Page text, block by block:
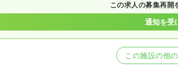
この求人の募集再開
通知を受
この施設の他